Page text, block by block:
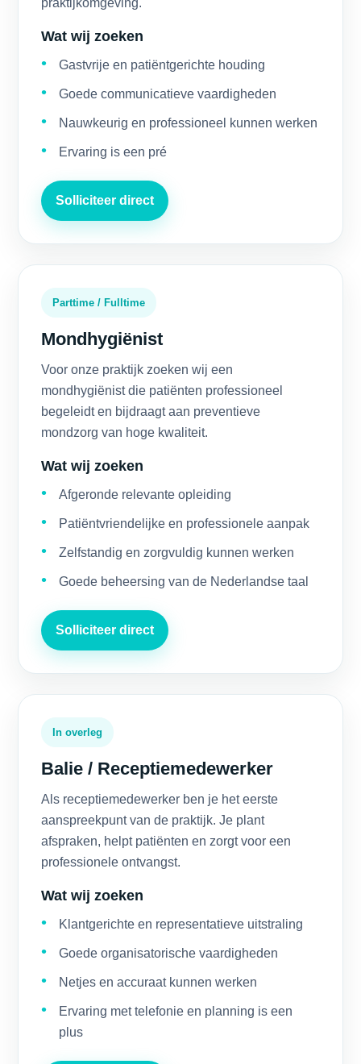
praktijkomgeving.
Wat wij zoeken
Gastvrije en patiëntgerichte houding
Goede communicatieve vaardigheden
Nauwkeurig en professioneel kunnen werken
Ervaring is een pré
Solliciteer direct
Parttime / Fulltime
Mondhygiënist
Voor onze praktijk zoeken wij een
mondhygiënist die patiënten professioneel
begeleidt en bijdraagt aan preventieve
mondzorg van hoge kwaliteit.
Wat wij zoeken
Afgeronde relevante opleiding
Patiëntvriendelijke en professionele aanpak
Zelfstandig en zorgvuldig kunnen werken
Goede beheersing van de Nederlandse taal
Solliciteer direct
In overleg
Balie / Receptiemedewerker
Als receptiemedewerker ben je het eerste
aanspreekpunt van de praktijk. Je plant
afspraken, helpt patiënten en zorgt voor een
professionele ontvangst.
Wat wij zoeken
Klantgerichte en representatieve uitstraling
Goede organisatorische vaardigheden
Netjes en accuraat kunnen werken
Ervaring met telefonie en planning is een
plus